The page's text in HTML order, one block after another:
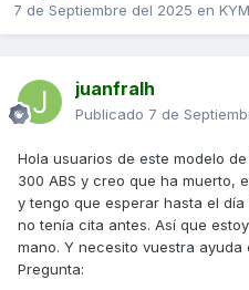
7 de Septiembre del 2025 en
juanfralh
Publicado 7 de
Hola usuarios de este modelo
300 ABS y creo que ha muerto,
y tengo que esperar hasta el
no tenía cita antes. Así que
mano. Y necesito vuestra
Pregunta: